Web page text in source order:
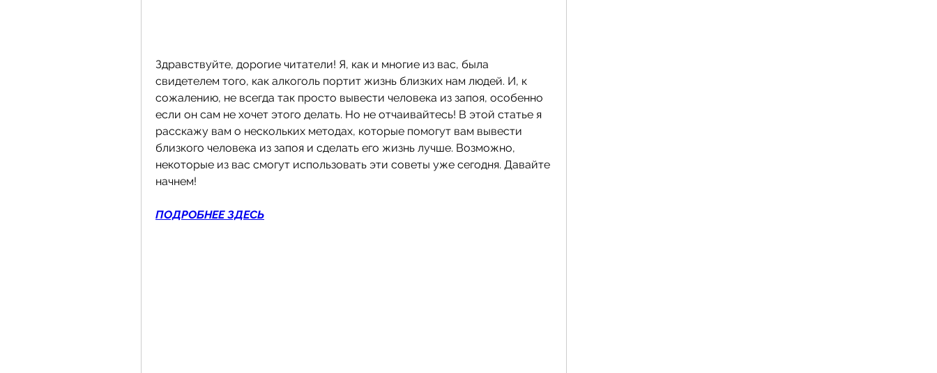
Здравствуйте, дорогие читатели! Я, как и многие из вас, была
свидетелем того, как алкоголь портит жизнь близких нам людей. И, к
сожалению, не всегда так просто вывести человека из запоя, особенно
если он сам не хочет этого делать. Но не отчаивайтесь! В этой статье я
расскажу вам о нескольких методах, которые помогут вам вывести
близкого человека из запоя и сделать его жизнь лучше. Возможно,
некоторые из вас смогут использовать эти советы уже сегодня. Давайте
начнем!
ПОДРОБНЕЕ ЗДЕСЬ